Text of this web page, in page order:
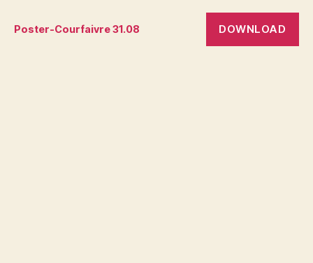
Poster-Courfaivre 31.08 DOWNLOAD